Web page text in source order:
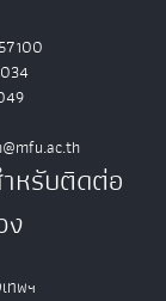
หรับติดต่อ
ง
ทพฯ